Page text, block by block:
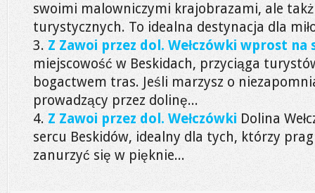
swoimi malowniczymi krajobrazami, ale
turystycznych. To idealna destynacja dla
Z Zawoi przez dol. Wełczówki wprost na
miejscowość w Beskidach, przyciąga
bogactwem tras. Jeśli marzysz o
prowadzący przez dolinę...
Z Zawoi przez dol. Wełczówki Dolina
sercu Beskidów, idealny dla tych, którzy
zanurzyć się w pięknie...